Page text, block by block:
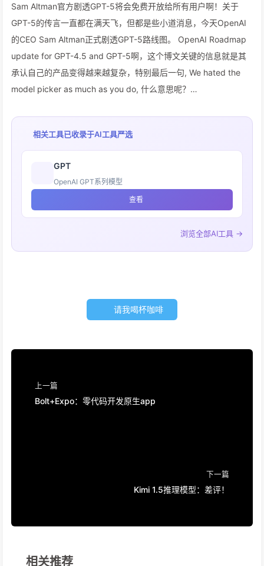
Sam Altman官方剧透GPT-5将会免费开放给所有用户啊！关于
GPT-5的传言一直都在满天飞，但都是些小道消息，今天OpenAI
的CEO Sam Altman正式剧透GPT-5路线图。 OpenAI Roadmap
update for GPT-4.5 and GPT-5啊，这个博文关键的信息就是其
承认自己的产品变得越来越复杂，特别最后一句, We hated the
model picker as much as you do, 什么意思呢？…
相关工具已收录于AI工具严选
GPT
OpenAI GPT系列模型
查看
浏览全部AI工具 →
请我喝杯咖啡
上一篇
Bolt+Expo：零代码开发原生app
下一篇
Kimi 1.5推理模型：差评！
相关推荐